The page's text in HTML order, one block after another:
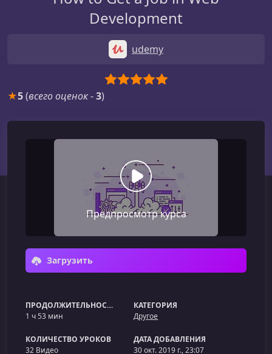
Development
udemy
★5(всего оценок-3)
Предпросмотр курса
Загрузить
ПРОДОЛЖИТЕЛЬНОСТЬ
1 ч 53 мин
КАТЕГОРИЯ
Другое
КОЛИЧЕСТВО УРОКОВ
32 Видео
ДАТА ДОБАВЛЕНИЯ
30 окт. 2019 г., 23:07